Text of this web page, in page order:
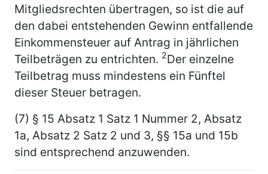
Mitgliedsrechten übertragen, so ist die auf
den dabei entstehenden Gewinn entfallende
Einkommensteuer auf Antrag in jährlichen
Teilbeträgen zu entrichten. 2Der einzelne
Teilbetrag muss mindestens ein Fünftel
dieser Steuer betragen.
(7) § 15 Absatz 1 Satz 1 Nummer 2, Absatz
1a, Absatz 2 Satz 2 und 3, §§ 15a und 15b
sind entsprechend anzuwenden.